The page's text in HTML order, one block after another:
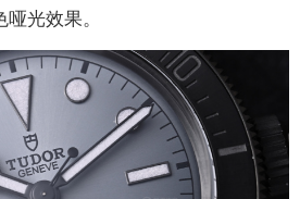
光效果。